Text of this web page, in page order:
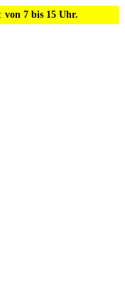
von 7 bis 15 Uhr.